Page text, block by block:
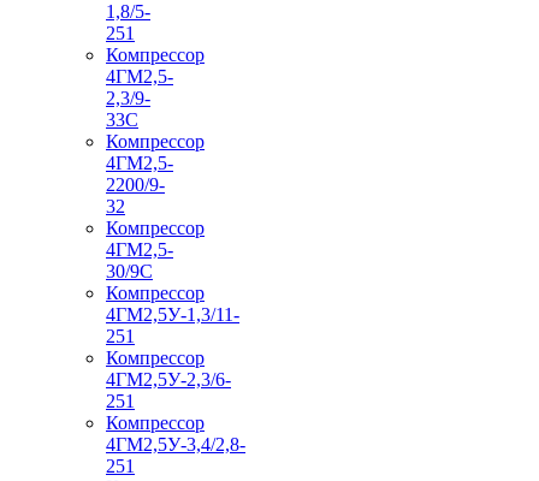
1,8/5-
251
Компрессор
4ГМ2,5-
2,3/9-
33С
Компрессор
4ГМ2,5-
2200/9-
32
Компрессор
4ГМ2,5-
30/9С
Компрессор
4ГМ2,5У-1,3/11-
251
Компрессор
4ГМ2,5У-2,3/6-
251
Компрессор
4ГМ2,5У-3,4/2,8-
251